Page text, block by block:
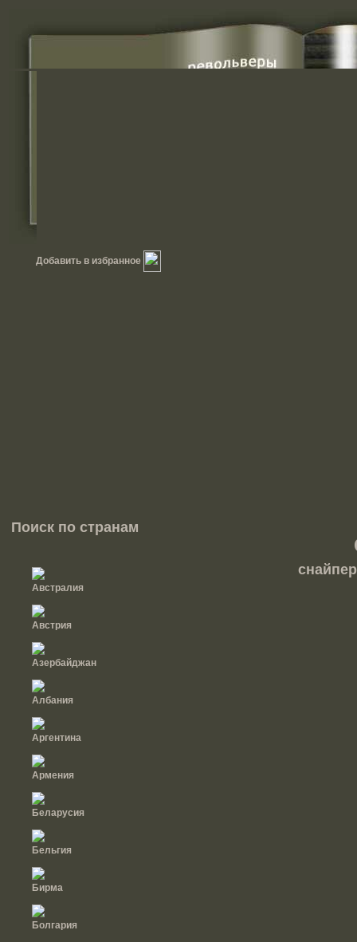
Добавить в избранное
Поиск по странам
Австралия
Австрия
Азербайджан
Албания
Аргентина
Армения
Беларусия
Бельгия
Бирма
Болгария